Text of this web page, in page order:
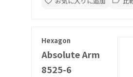
Hexagon
Absolute Arm
8525-6